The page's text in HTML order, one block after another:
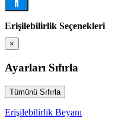
Erişilebilirlik Seçenekleri
×
Ayarları Sıfırla
Tümünü Sıfırla
Erişilebilirlik Beyanı